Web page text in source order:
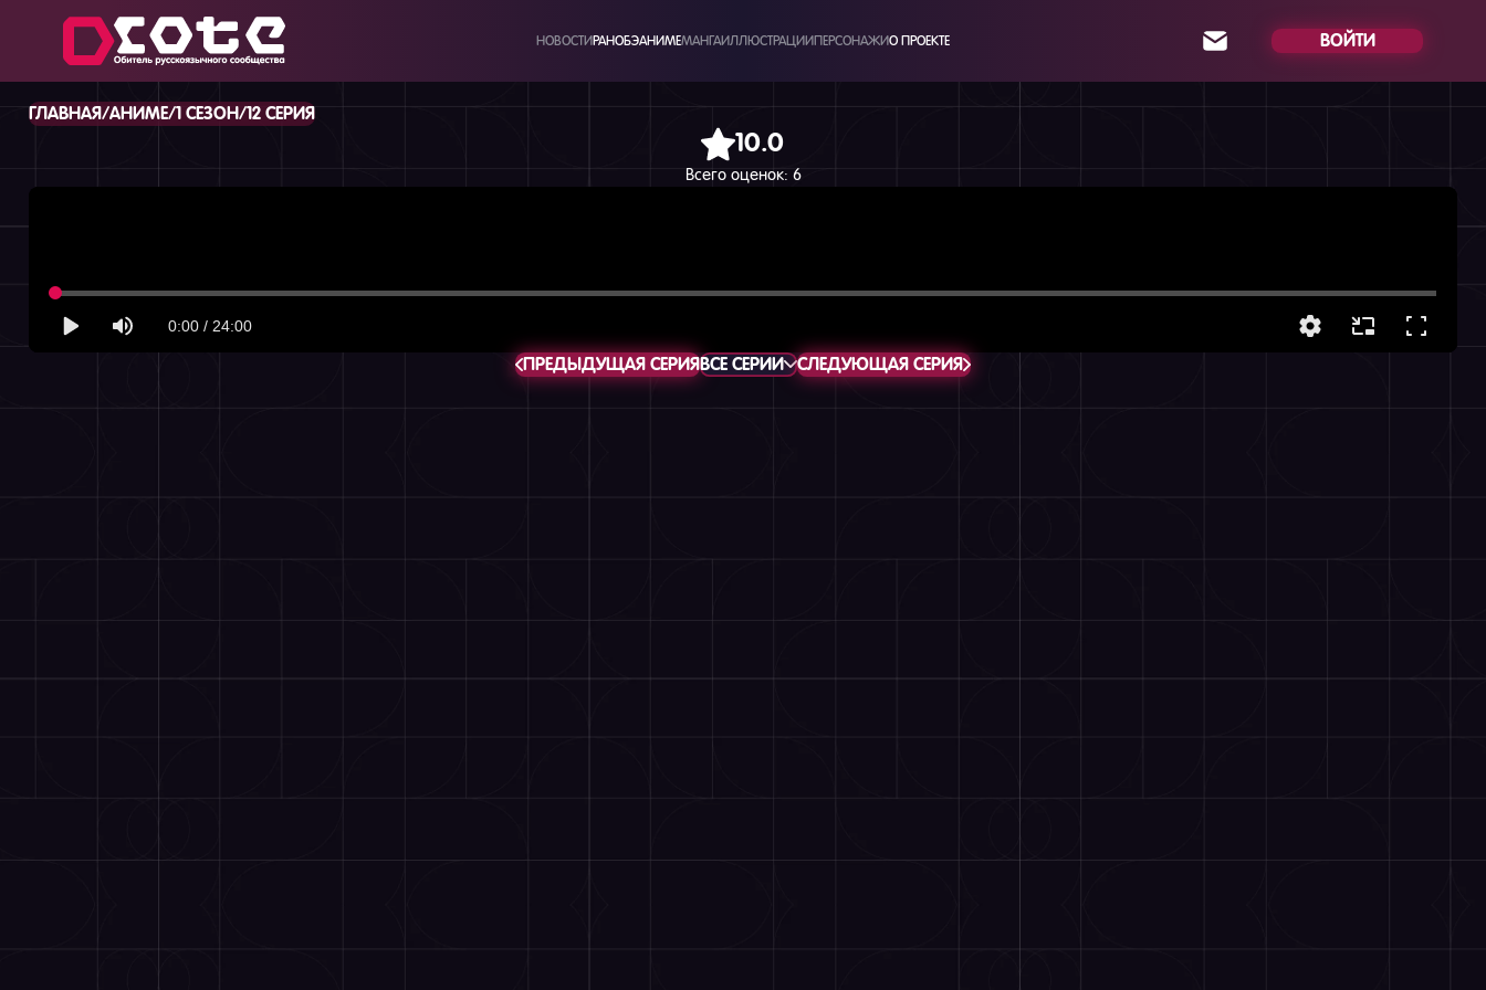
НОВОСТИРАНОБЭАНИМЕМАНГАИЛЛЮСТРАЦИИПЕРСОНАЖИО ПРОЕКТЕ ВОЙТИ
ГЛАВНАЯ/АНИМЕ/1 СЕЗОН/12 СЕРИЯ
10.0
Всего оценок: 6
ПРЕДЫДУЩАЯ СЕРИЯВСЕ СЕРИИ СЛЕДУЮЩАЯ СЕРИЯ